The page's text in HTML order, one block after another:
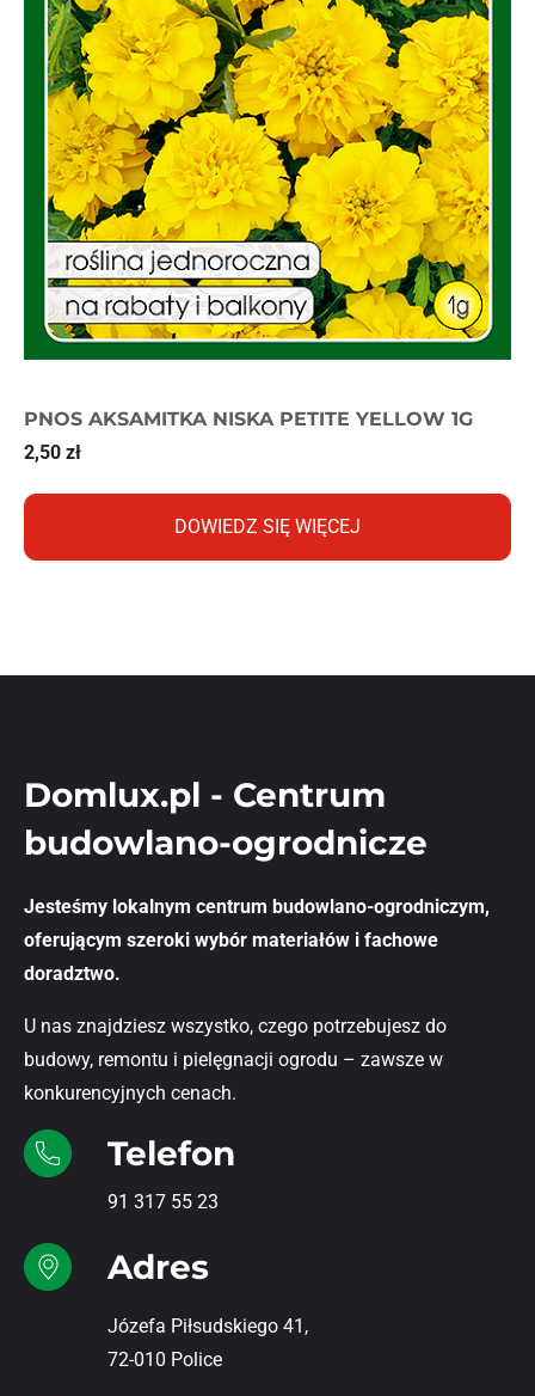
PNOS AKSAMITKA NISKA PETITE YELLOW 1G
2,50 zł
DOWIEDZ SIĘ WIĘCEJ
Domlux.pl - Centrum
budowlano-ogrodnicze
Jesteśmy lokalnym centrum budowlano-ogrodniczym,
oferującym szeroki wybór materiałów i fachowe
doradztwo.
U nas znajdziesz wszystko, czego potrzebujesz do
budowy, remontu i pielęgnacji ogrodu – zawsze w
konkurencyjnych cenach.
Telefon
91 317 55 23
Adres
Józefa Piłsudskiego 41,
72-010 Police